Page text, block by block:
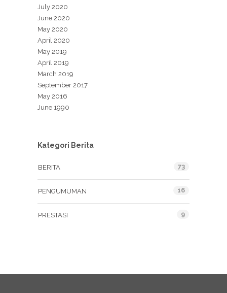
July 2020
June 2020
May 2020
April 2020
May 2019
April 2019
March 2019
September 2017
May 2016
June 1990
Kategori Berita
BERITA 73
PENGUMUMAN 16
PRESTASI 9